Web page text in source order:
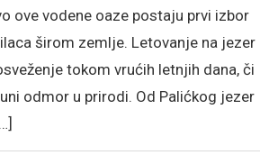
ove vodene oaze postaju prvi izbor
širom zemlje. Letovanje na jezer
tokom vrućih letnjih dana, či
odmor u prirodi. Od Palićkog jezer